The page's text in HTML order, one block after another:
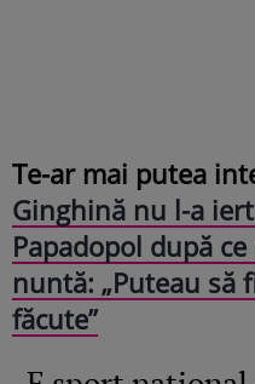
Te-ar mai putea
Ginghină nu l-a
Papadopol după
nuntă: „Puteau să
făcute”